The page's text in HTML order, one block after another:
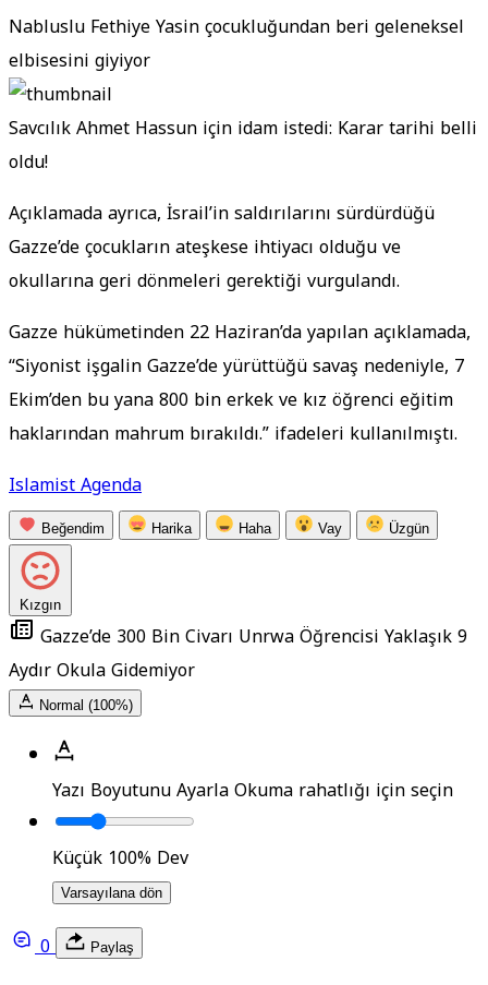
Nabluslu Fethiye Yasin çocukluğundan beri geleneksel
elbisesini giyiyor
Savcılık Ahmet Hassun için idam istedi: Karar tarihi belli
oldu!
Açıklamada ayrıca, İsrail’in saldırılarını sürdürdüğü
Gazze’de çocukların ateşkese ihtiyacı olduğu ve
okullarına geri dönmeleri gerektiği vurgulandı.
Gazze hükümetinden 22 Haziran’da yapılan açıklamada,
“Siyonist işgalin Gazze’de yürüttüğü savaş nedeniyle, 7
Ekim’den bu yana 800 bin erkek ve kız öğrenci eğitim
haklarından mahrum bırakıldı.” ifadeleri kullanılmıştı.
Islamist Agenda
Beğendim Harika Haha Vay Üzgün
Kızgın
Gazze’de 300 Bin Civarı Unrwa Öğrencisi Yaklaşık 9
Aydır Okula Gidemiyor
Normal (100%)
Yazı Boyutunu AyarlaOkuma rahatlığı için seçin
Küçük 100%Dev
Varsayılana dön
0 Paylaş